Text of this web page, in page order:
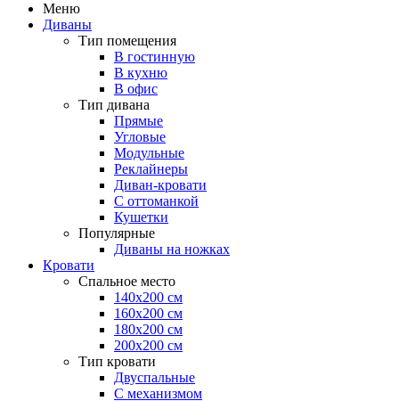
Меню
Диваны
Тип помещения
В гостинную
В кухню
В офис
Тип дивана
Прямые
Угловые
Модульные
Реклайнеры
Диван-кровати
С оттоманкой
Кушетки
Популярные
Диваны на ножках
Кровати
Спальное место
140х200 см
160х200 см
180х200 см
200х200 см
Тип кровати
Двуспальные
С механизмом